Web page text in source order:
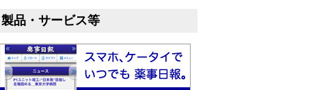
製品・サービス等